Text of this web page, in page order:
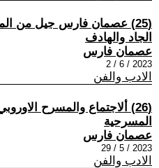
(25) عصمان فارس جيل من
الجاد والهادف
عصمان فارس
2023 / 6 / 2
الادب والفن
(26) ألاجتماع والمسرح
المسرحية
عصمان فارس
2023 / 5 / 29
الادب والفن